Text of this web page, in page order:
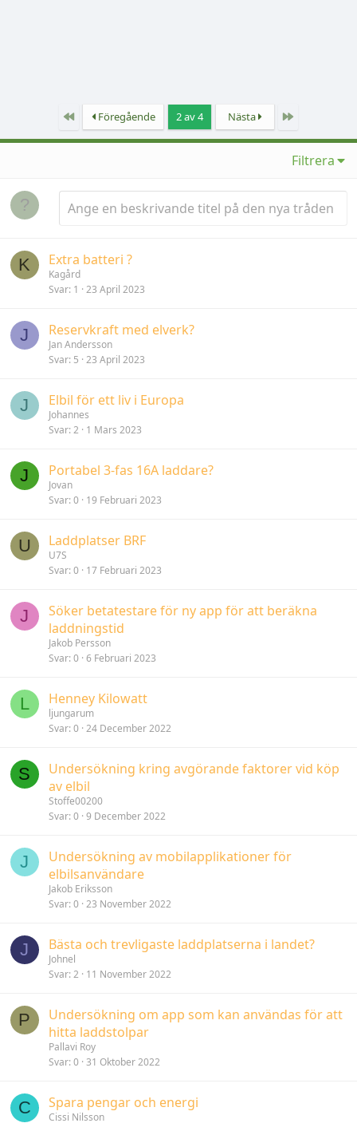
FörstFöregående 2 av 4 Nästa Sista
Filtrera
K Extra batteri ?
Kagård
Svar 1 23 April 2023
J Reservkraft med elverk?
Jan Andersson
Svar 5 23 April 2023
J Elbil för ett liv i Europa
Johannes
Svar 2 1 Mars 2023
J Portabel 3-fas 16A laddare?
Jovan
Svar 0 19 Februari 2023
U Laddplatser BRF
U7S
Svar 0 17 Februari 2023
J
Söker betatestare för ny app för att beräkna
laddningstid
Jakob Persson
Svar 0 6 Februari 2023
L Henney Kilowatt
ljungarum
Svar 0 24 December 2022
S
Undersökning kring avgörande faktorer vid köp
av elbil
Stoffe00200
Svar 0 9 December 2022
J
Undersökning av mobilapplikationer för
elbilsanvändare
Jakob Eriksson
Svar 0 23 November 2022
J Bästa och trevligaste laddplatserna i landet?
Johnel
Svar 2 11 November 2022
P
Undersökning om app som kan användas för att
hitta laddstolpar
Pallavi Roy
Svar 0 31 Oktober 2022
C Spara pengar och energi
Cissi Nilsson